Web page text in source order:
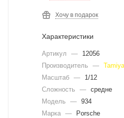
Хочу в подарок
Характеристики
Артикул —
12056
Производитель
— Tamiya
Масштаб —
1/12
Сложность
— средне
Модель
— 934
Марка —
Porsche